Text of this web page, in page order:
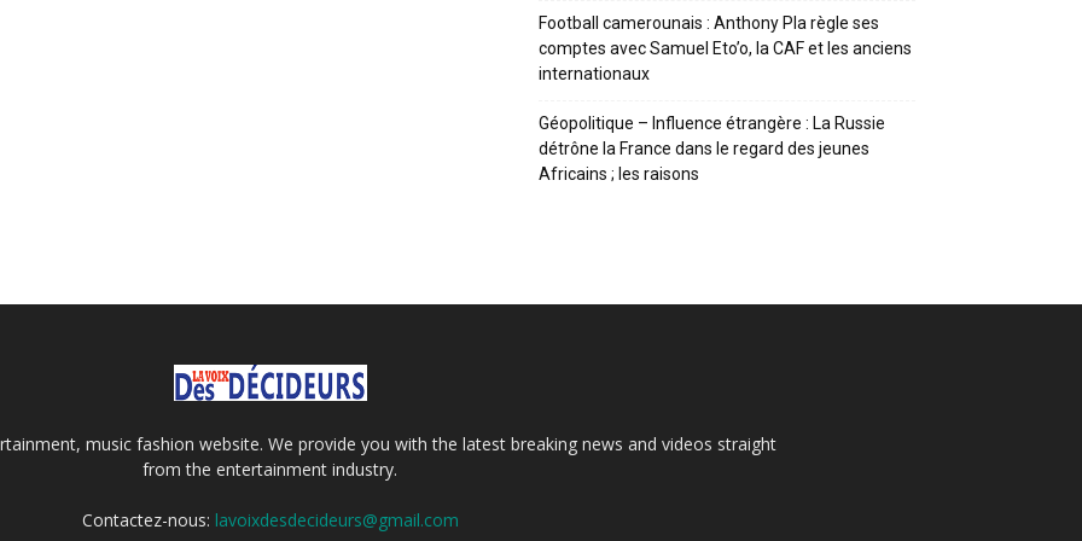
Football camerounais : Anthony Pla règle ses
comptes avec Samuel Eto’o, la CAF et les anciens
internationaux
Géopolitique – Influence étrangère : La Russie
détrône la France dans le regard des jeunes
Africains ; les raisons
music fashion website. We provide you with the latest breaking news and videos straight
from the entertainment industry.
Contactez-nous: lavoixdesdecideurs@gmail.com